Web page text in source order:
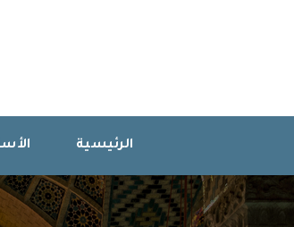
الرئيسية